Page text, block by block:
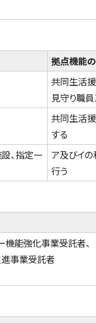
拠点機能
共同生活
見守り職
共同生活
する
、指定一
ア及びイ
行う
機能強化事業受託者、
進事業受託者